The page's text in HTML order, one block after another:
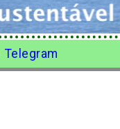
Telegram